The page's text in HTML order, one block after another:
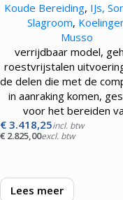
Koude Bereiding, IJs,
Slagroom,
Musso
verrijdbaar model,
roestvrijstalen
de delen die met de
in aanraking komen,
voor het bereiden
€ 3.418,25incl. btw
€ 2.825,00excl. btw
Lees meer